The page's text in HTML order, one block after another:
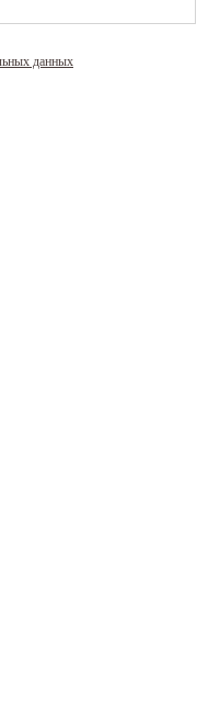
данных